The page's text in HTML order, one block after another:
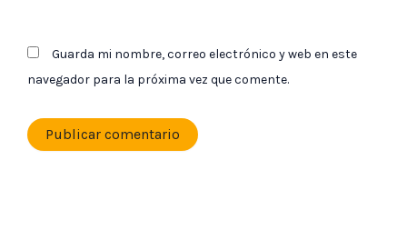
Guarda mi nombre, correo electrónico y web en este
navegador para la próxima vez que comente.